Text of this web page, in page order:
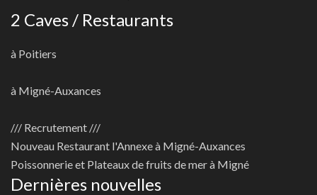
2 Caves / Restaurants
à Poitiers
à Migné-Auxances
/// Recrutement ///
Nouveau Restaurant l'Annexe à Migné-Auxances
Poissonnerie et Plateaux de fruits de mer à Migné
Dernières nouvelles